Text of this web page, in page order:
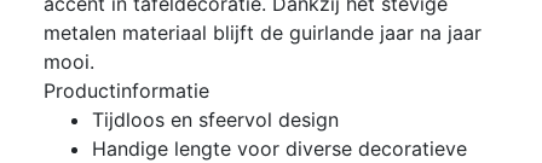
metalen materiaal blijft de guirlande jaar na jaar
mooi.
Productinformatie
Tijdloos en sfeervol design
Handige lengte voor diverse decoratieve